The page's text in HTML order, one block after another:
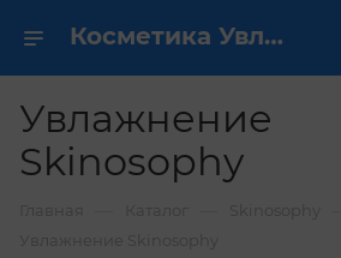
Косметика Увлажнение Skinosophy - купить в интернет магазине ✔️ по выгодной цене
Увлажнение
Skinosophy